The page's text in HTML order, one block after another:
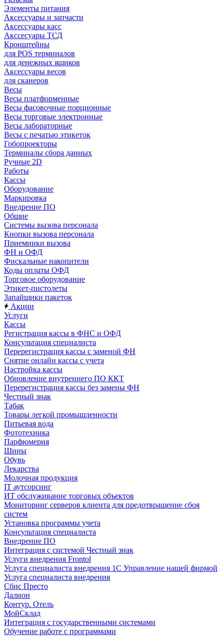
Элементы питания
Аксессуары и запчасти
Аксессуары касс
Акссесуары ТСД
Кронштейны
для POS терминалов
для денежных ящиков
Аксессуары весов
для сканеров
Весы
Весы платформенные
Весы фасовочные порционные
Весы торговые электронные
Весы лабораторные
Весы с печатью этикеток
Гобопроекторы
Терминалы сбора данных
Ручные 2D
Работы
Кассы
Оборудование
Маркировка
Внедрение ПО
Общие
Системы вызова персонала
Кнопки вызова персонала
Приемники вызова
ФН и ОФД
Фискальные накопители
Коды оплаты ОФД
Торговое оборудование
Этикет-пистолеты
Запайщики пакеток
Акции
Услуги
Кассы
Регистрация кассы в ФНС и ОФД
Консультация специалиста
Перерегистрация кассы с заменой ФН
Снятие онлайн кассы с учета
Настройка кассы
Обновление внутреннего ПО ККТ
Перерегистрация кассы без замены ФН
Честный знак
Табак
Товары легкой промышленности
Питьевая вода
Фототехника
Парфюмерия
Шины
Обувь
Лекарства
Молочная продукция
IT аутсорсинг
ИТ обслуживание торговых объектов
Мониторинг серверов клиента для предотвращение сбоя
систем
Установка программы учета
Консультация специалиста
Внедрение ПО
Интеграция с системой Честный знак
Услуги внедрения Frontol
Услуга специалиста внедрения 1С Управление нашей фирмой
Услуга специалиста внедрения
Сбис Престо
Далион
Контур. Отель
МойСклад
Интеграция с государственными системами
Обучение работе с программами